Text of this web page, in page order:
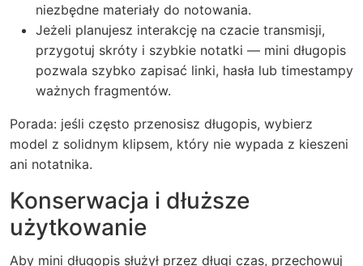
niezbędne materiały do notowania.
Jeżeli planujesz interakcję na czacie transmisji,
przygotuj skróty i szybkie notatki — mini długopis
pozwala szybko zapisać linki, hasła lub timestampy
ważnych fragmentów.
Porada: jeśli często przenosisz długopis, wybierz
model z solidnym klipsem, który nie wypada z kieszeni
ani notatnika.
Konserwacja i dłuższe
użytkowanie
Aby mini długopis służył przez długi czas, przechowuj